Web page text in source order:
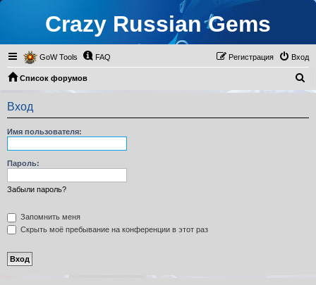
Crazy Russian Gems
GoW Tools FAQ Вход
Регистрация
Список форумов
о
Вход
Имя пользователя:
Пароль:
Забыли пароль?
Запомнить меня
Скрыть моё пребывание на конференции в этот раз